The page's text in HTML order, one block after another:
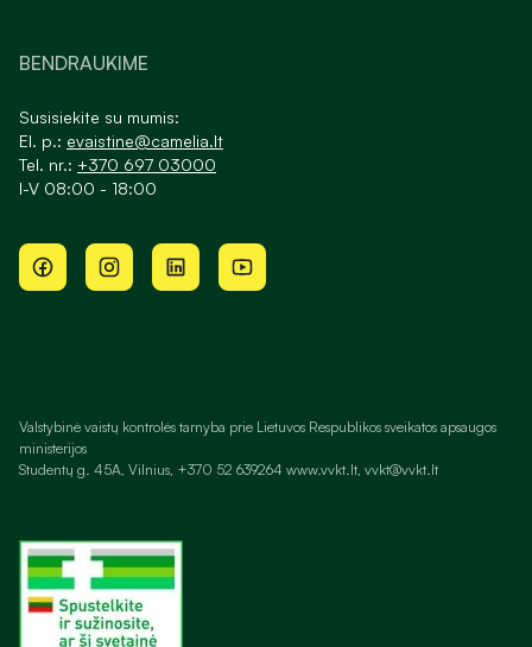
BENDRAUKIME
Susisiekite su mumis:
El. p.: evaistine@camelia.lt
Tel. nr.: +370 697 03000
I-V 08:00 - 18:00
Valstybinė vaistų kontrolės tarnyba prie Lietuvos Respublikos sveikatos apsaugos
ministerijos
Studentų g. 45A, Vilnius, +370 52 639264 www.vvkt.lt, vvkt@vvkt.lt